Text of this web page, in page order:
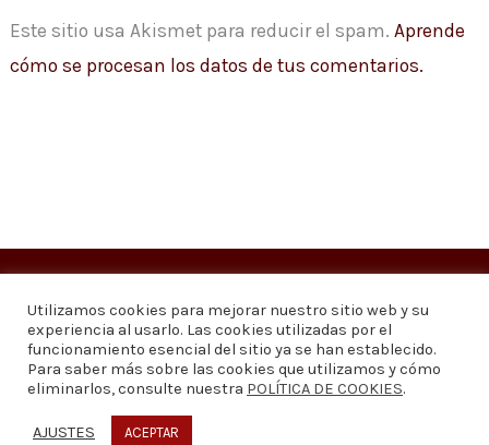
Este sitio usa Akismet para reducir el spam.Aprende
cómo se procesan los datos de tus comentarios.
Copyright © 2026Visión 20/20 Noticias
Visión 20/20 Noticias - Edición 1.095
Contáctenos
Quiénes somos
Política de privacidad
Utilizamos cookies para mejorar nuestro sitio web y su
experiencia al usarlo. Las cookies utilizadas por el
funcionamiento esencial del sitio ya se han establecido.
Para saber más sobre las cookies que utilizamos y cómo
eliminarlos, consulte nuestra POLÍTICA DE COOKIES.
AJUSTES ACEPTAR